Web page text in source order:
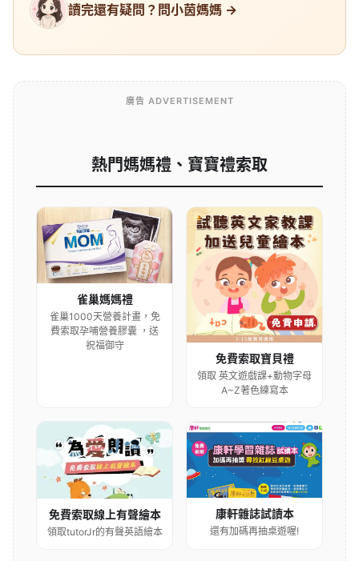
讀完還有疑問？問小茵媽媽 →
廣告 ADVERTISEMENT
熱門媽媽禮、寶寶禮索取
雀巢媽媽禮
雀巢1000天營養計畫，免
費索取孕哺營養膠囊 ，送
祝福御守
免費索取寶貝禮
領取 英文遊戲課+動物字母
A~Z著色練寫本
免費索取線上有聲繪本
領取tutorJr的有聲英語繪本
康軒雜誌試讀本
還有加碼再抽桌遊喔!